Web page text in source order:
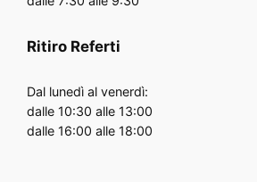
Ritiro Referti
Dal lunedì al venerdì:
dalle 10:30 alle 13:00
dalle 16:00 alle 18:00